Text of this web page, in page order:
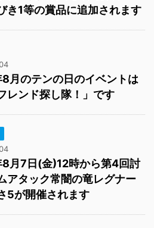
き1等の賞品に追加されます
月のテンの日のイベントは
レンド探し隊！」です
月7日(金)12時から第4回討
アタック常闇の竜レグナー
5が開催されます